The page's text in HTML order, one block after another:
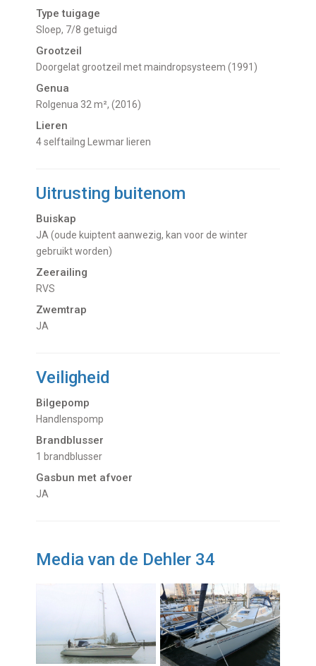
Type tuigage
Sloep, 7/8 getuigd
Grootzeil
Doorgelat grootzeil met maindropsysteem (1991)
Genua
Rolgenua 32 m², (2016)
Lieren
4 selftailng Lewmar lieren
Uitrusting buitenom
Buiskap
JA (oude kuiptent aanwezig, kan voor de winter
gebruikt worden)
Zeerailing
RVS
Zwemtrap
JA
Veiligheid
Bilgepomp
Handlenspomp
Brandblusser
1 brandblusser
Gasbun met afvoer
JA
Media van de Dehler 34